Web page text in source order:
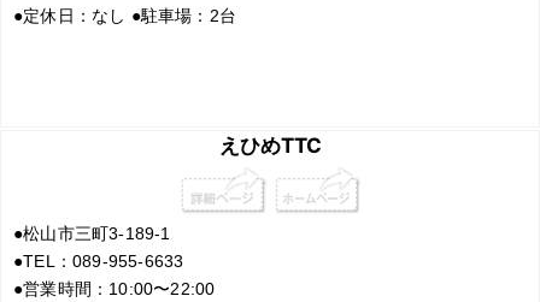
●定休日：なし ●駐車場：2台
えひめTTC
●松山市三町3-189-1
●TEL：089-955-6633
●営業時間：10:00〜22:00